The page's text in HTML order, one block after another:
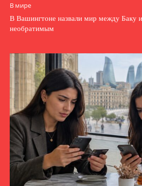
В мире
В Вашингтоне назвали мир между Баку
необратимым